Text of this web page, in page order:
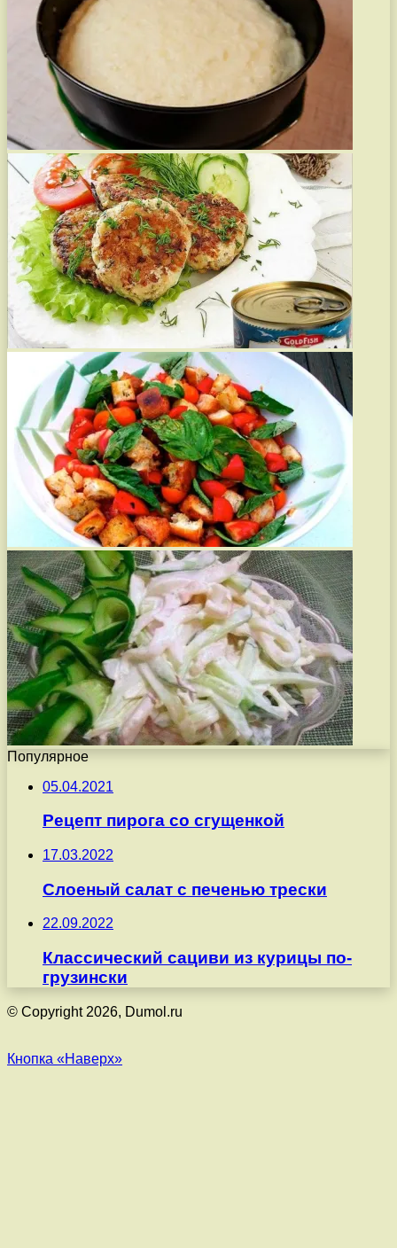
Популярное
05.04.2021
Рецепт пирога со сгущенкой
17.03.2022
Слоеный салат с печенью трески
22.09.2022
Классический сациви из курицы по-
грузински
© Copyright 2026, Dumol.ru
Кнопка «Наверх»